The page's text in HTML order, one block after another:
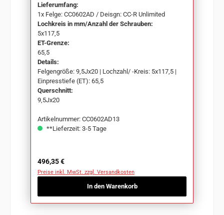
Lieferumfang:
1x Felge: CC0602AD / Deisgn: CC-R Unlimited
Lochkreis in mm/Anzahl der Schrauben:
5x117,5
ET-Grenze:
65,5
Details:
Felgengröße: 9,5Jx20 | Lochzahl/ -Kreis: 5x117,5 |
Einpresstiefe (ET): 65,5
Querschnitt:
9,5Jx20
Artikelnummer: CC0602AD13
**Lieferzeit: 3-5 Tage
Regulärer Preis:
496,35 €
Preise inkl. MwSt. zzgl. Versandkosten
In den Warenkorb